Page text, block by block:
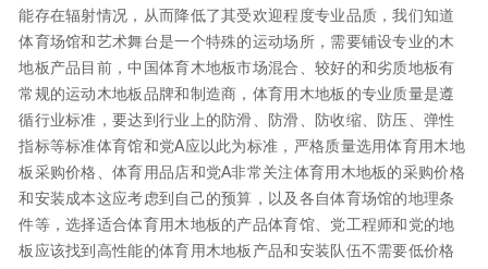
能存在辐射情况，从而降低了其受欢迎程度专业品质，我们知道
体育场馆和艺术舞台是一个特殊的运动场所，需要铺设专业的木
地板产品目前，中国体育木地板市场混合、较好的和劣质地板有
常规的运动木地板品牌和制造商，体育用木地板的专业质量是遵
循行业标准，要达到行业上的防滑、防滑、防收缩、防压、弹性
指标等标准体育馆和党A应以此为标准，严格质量选用体育用木地
板采购价格、体育用品店和党A非常关注体育用木地板的采购价格
和安装成本这应考虑到自己的预算，以及各自体育场馆的地理条
件等，选择适合体育用木地板的产品体育馆、党工程师和党的地
板应该找到高性能的体育用木地板产品和安装队伍不需要低价格